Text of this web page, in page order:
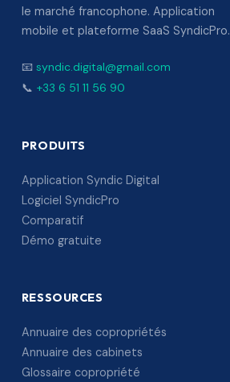
le marché francophone. Application
mobile et plateforme SaaS SyndicPro.
📧 syndic.digital@gmail.com
📞 +33 6 51 11 56 90
PRODUITS
Application Syndic Digital
Logiciel SyndicPro
Comparatif
Démo gratuite
RESSOURCES
Annuaire des copropriétés
Annuaire des cabinets
Glossaire copropriété